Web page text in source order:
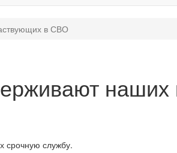
в СВО
срочную службу.